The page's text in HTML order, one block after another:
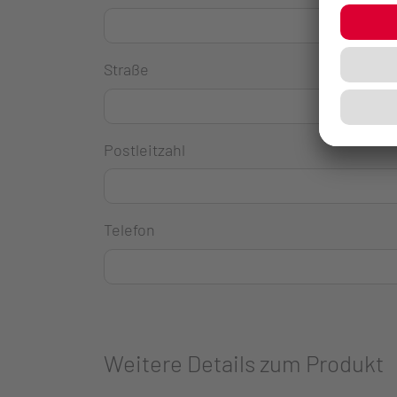
Straße
Postleitzahl
Telefon
Weitere Details zum Produkt